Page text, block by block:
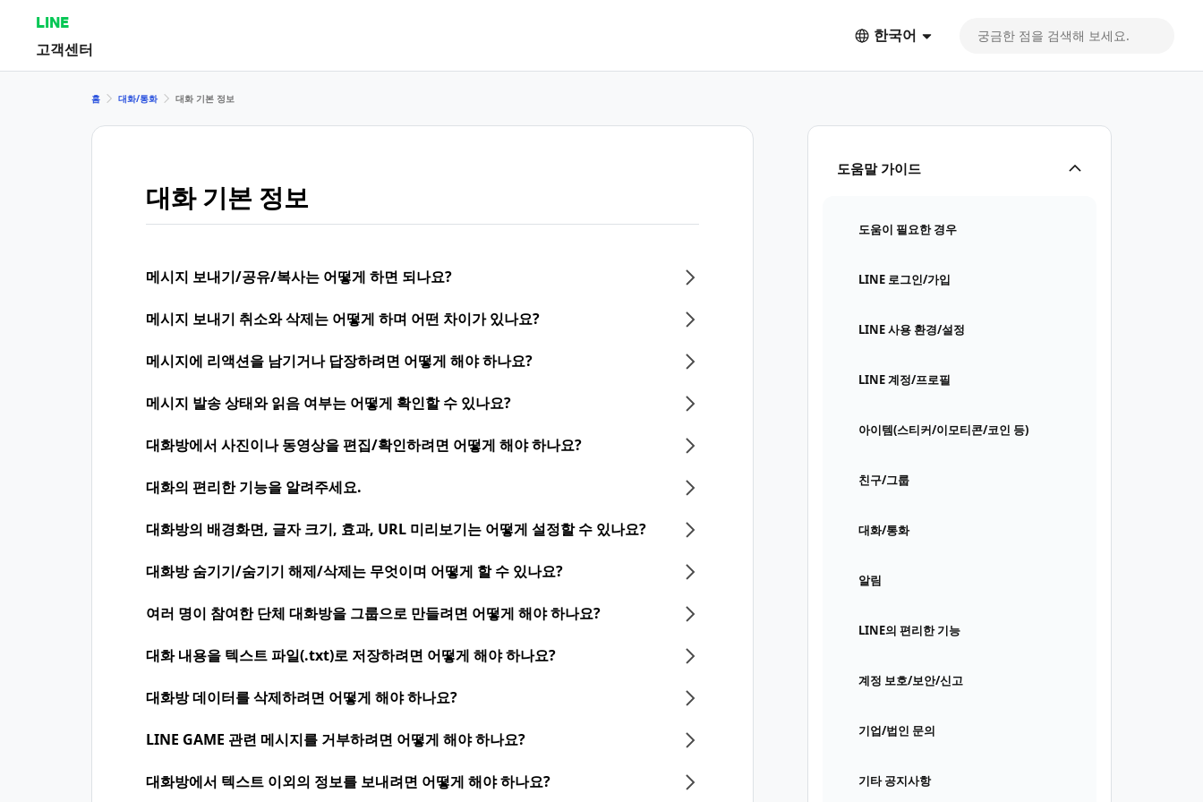
LINE
고객센터
한국어
도움말 가이드
도움이 필요한 경우
LINE 로그인/가입
LINE 사용 환경/설정
LINE 계정/프로필
아이템(스티커/이모티콘/코인 등)
친구/그룹
대화/통화
알림
LINE의 편리한 기능
계정 보호/보안/신고
기업/법인 문의
기타 공지사항
홈 대화/통화 대화 기본 정보
대화 기본 정보
메시지 보내기/공유/복사는 어떻게 하면 되나요?
메시지 보내기 취소와 삭제는 어떻게 하며 어떤 차이가 있나요?
메시지에 리액션을 남기거나 답장하려면 어떻게 해야 하나요?
메시지 발송 상태와 읽음 여부는 어떻게 확인할 수 있나요?
대화방에서 사진이나 동영상을 편집/확인하려면 어떻게 해야 하나요?
대화의 편리한 기능을 알려주세요.
대화방의 배경화면, 글자 크기, 효과, URL 미리보기는 어떻게 설정할 수 있나요?
대화방 숨기기/숨기기 해제/삭제는 무엇이며 어떻게 할 수 있나요?
여러 명이 참여한 단체 대화방을 그룹으로 만들려면 어떻게 해야 하나요?
대화 내용을 텍스트 파일(.txt)로 저장하려면 어떻게 해야 하나요?
대화방 데이터를 삭제하려면 어떻게 해야 하나요?
LINE GAME 관련 메시지를 거부하려면 어떻게 해야 하나요?
대화방에서 텍스트 이외의 정보를 보내려면 어떻게 해야 하나요?